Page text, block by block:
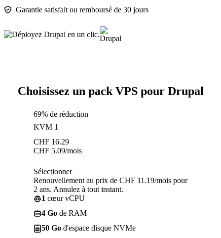
Garantie satisfait ou remboursé de 30 jours
Choisissez un pack VPS pour Drupal
69% de réduction
KVM 1
CHF 16.29
CHF 5.09/mois
Sélectionner
Renouvellement au prix de CHF 11.19/mois pour
2 ans. Annulez à tout instant.
1 cœur vCPU
4 Go de RAM
50 Go d'espace disque NVMe